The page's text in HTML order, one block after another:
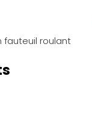
fauteuil roulant